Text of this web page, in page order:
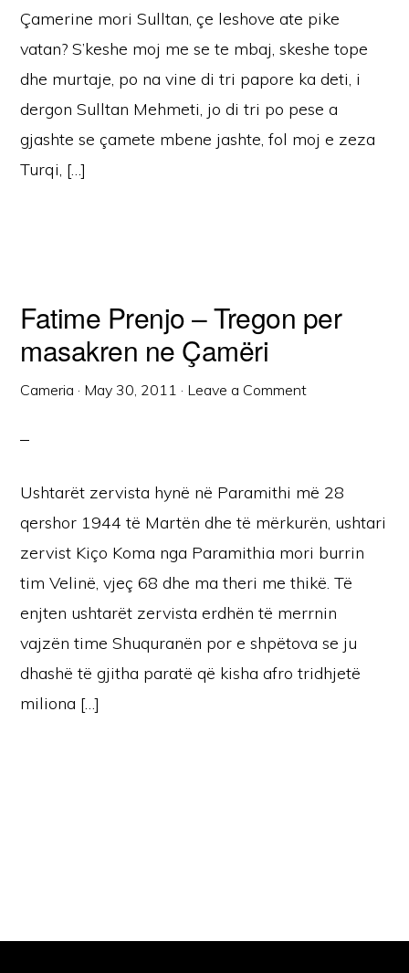
Çamerine mori Sulltan, çe leshove ate pike
vatan? S’keshe moj me se te mbaj, skeshe tope
dhe murtaje, po na vine di tri papore ka deti, i
dergon Sulltan Mehmeti, jo di tri po pese a
gjashte se çamete mbene jashte, fol moj e zeza
Turqi, […]
Fatime Prenjo – Tregon per
masakren ne Çamëri
Cameria · May 30, 2011 · Leave a Comment
Ushtarët zervista hynë në Paramithi më 28
qershor 1944 të Martën dhe të mërkurën, ushtari
zervist Kiço Koma nga Paramithia mori burrin
tim Velinë, vjeç 68 dhe ma theri me thikë. Të
enjten ushtarët zervista erdhën të merrnin
vajzën time Shuquranën por e shpëtova se ju
dhashë të gjitha paratë që kisha afro tridhjetë
miliona […]